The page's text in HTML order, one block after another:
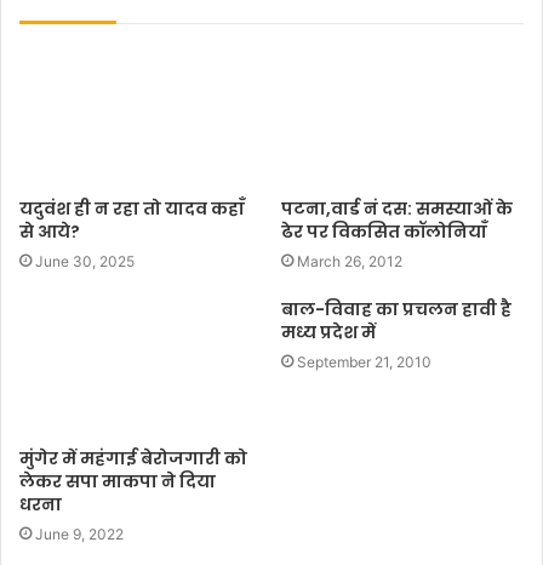
यदुवंश ही न रहा तो यादव कहाँ
से आये?
June 30, 2025
पटना,वार्ड नं दस: समस्याओं के
ढेर पर विकसित कॉलोनियाँ
March 26, 2012
मुंगेर में महंगाई बेरोजगारी को
लेकर सपा माकपा ने दिया
धरना
June 9, 2022
बाल-विवाह का प्रचलन हावी है
मध्य प्रदेश में
September 21, 2010